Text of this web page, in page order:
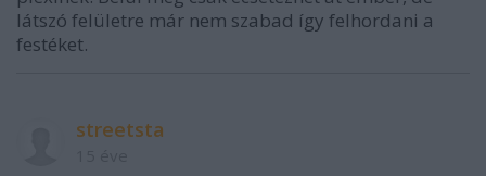
látszó felületre már nem szabad így felhordani a
festéket.
streetsta